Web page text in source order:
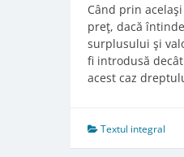
Când prin
preţ, dacă
surplusului şi
fi introdusă
acest caz
Textul integral